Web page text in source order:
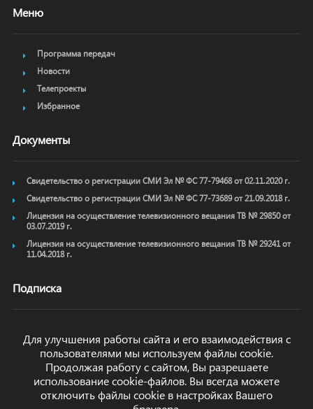
Меню
Программа передач
Новости
Телепроекты
Избранное
Документы
Свидетельство о регистрации СМИ Эл № ФС 77-79468 от 02.11.2020 г.
Свидетельство о регистрации СМИ Эл № ФС 77-73689 от 21.09.2018 г.
Лицензия на осуществление телевизионного вещания ТВ № 29850 от
03.07.2019 г.
Лицензия на осуществление телевизионного вещания ТВ № 29241 от
11.04.2018 г.
Подписка
ОТПРАВИТЬ
Для улучшения работы сайта и его взаимодействия с
пользователями мы используем файлы cookie.
Продолжая работу с сайтом, Вы разрешаете
использование cookie-файлов. Вы всегда можете
отключить файлы cookie в настройках Вашего